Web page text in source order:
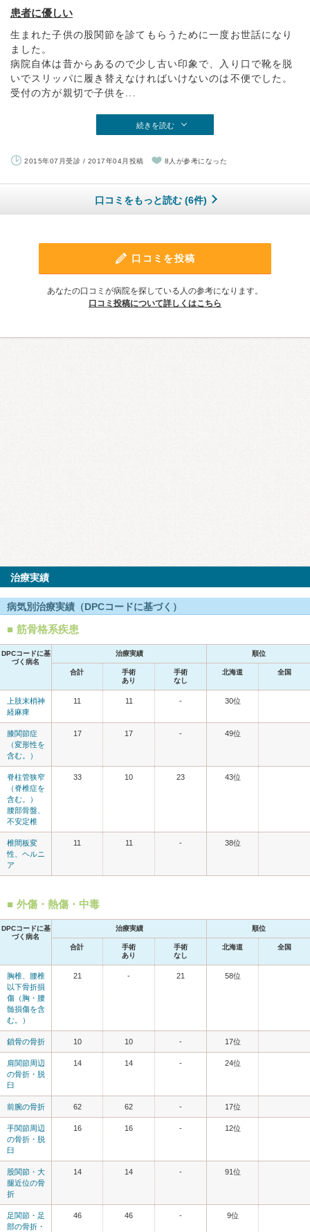
患者に優しい
生まれた子供の股関節を診てもらうために一度お世話になり
ました。
病院自体は昔からあるので少し古い印象で、入り口で靴を脱
いでスリッパに履き替えなければいけないのは不便でした。
受付の方が親切で子供を...
続きを読む
2015年07月受診 / 2017年04月投稿 8人が参考になった
口コミをもっと読む (6件)
口コミを投稿
あなたの口コミが病院を探している人の参考になります。
口コミ投稿について詳しくはこちら
治療実績
病気別治療実績（DPCコードに基づく）
筋骨格系疾患
DPCコードに基
づく病名
治療実績 順位
合計
手術
あり
手術
なし
北海道 全国
上肢末梢神
経麻痺
11 11 - 30位
膝関節症
（変形性を
含む。）
17 17 - 49位
脊柱管狭窄
（脊椎症を
含む。）
腰部骨盤、
不安定椎
33 10 23 43位
椎間板変
性、ヘルニ
ア
11 11 - 38位
外傷・熱傷・中毒
DPCコードに基
づく病名
治療実績 順位
合計
手術
あり
手術
なし
北海道 全国
胸椎、腰椎
以下骨折損
傷（胸・腰
髄損傷を含
む。）
21 - 21 58位
鎖骨の骨折 10 10 - 17位
肩関節周辺
の骨折・脱
臼
14 14 - 24位
前腕の骨折 62 62 - 17位
手関節周辺
の骨折・脱
臼
16 16 - 12位
股関節・大
腿近位の骨
折
14 14 - 91位
足関節・足
部の骨折・
46 46 - 9位